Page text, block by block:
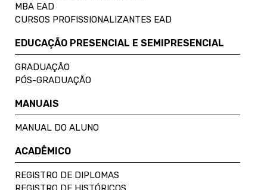
MBA EAD
CURSOS PROFISSIONALIZANTES EAD
EDUCAÇÃO PRESENCIAL E SEMIPRESENCIAL
GRADUAÇÃO
PÓS-GRADUAÇÃO
MANUAIS
MANUAL DO ALUNO
ACADÊMICO
REGISTRO DE DIPLOMAS